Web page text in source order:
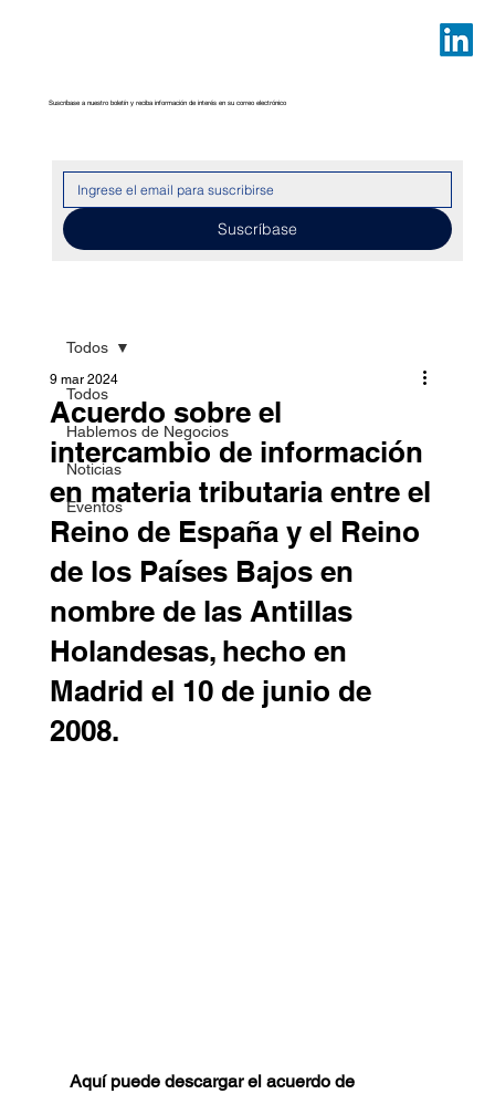
Suscríbase a nuestro boletín y reciba información de interés en su correo electrónico
Suscríbase
Todos
Hablemos de Negocios
Noticias
Eventos
Todos
Acuerdo sobre el
intercambio de información
en materia tributaria entre el
Reino de España y el Reino
de los Países Bajos en
nombre de las Antillas
Holandesas, hecho en
Madrid el 10 de junio de
2008.
9 mar 2024
Aquí puede descargar el acuerdo de